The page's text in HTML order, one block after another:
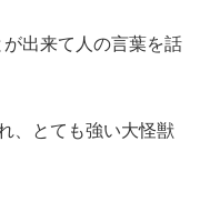
出来て人の言葉を話
、とても強い大怪獣